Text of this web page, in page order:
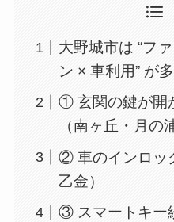
大野城市は “フ
ン × 車利用” が
① 玄関の鍵が開
（南ヶ丘・月の
② 車のインロッ
乙金）
③ スマートキー